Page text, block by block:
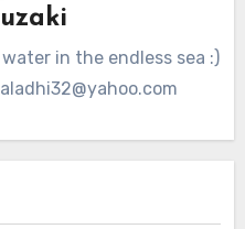
in the endless sea :)